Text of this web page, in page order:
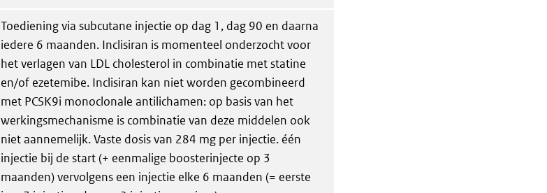
Toediening via subcutane injectie op dag 1, dag 90 en daarna
iedere 6 maanden. Inclisiran is momenteel onderzocht voor
het verlagen van LDL cholesterol in combinatie met statine
en/of ezetemibe. Inclisiran kan niet worden gecombineerd
met PCSK9i monoclonale antilichamen: op basis van het
werkingsmechanisme is combinatie van deze middelen ook
niet aannemelijk. Vaste dosis van 284 mg per injectie. één
injectie bij de start (+ eenmalige boosterinjecte op 3
maanden) vervolgens een injectie elke 6 maanden (= eerste